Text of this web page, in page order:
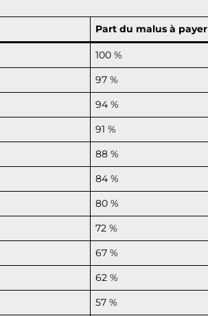
Part du malus à payer
100 %
97 %
94 %
91 %
88 %
84 %
80 %
72 %
67 %
62 %
57 %